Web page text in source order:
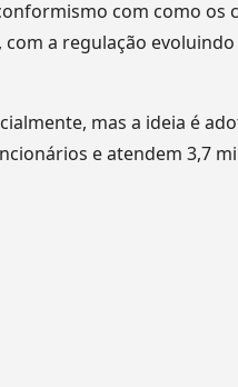
com como
a regulação
mas a ideia é
e atendem 3,7